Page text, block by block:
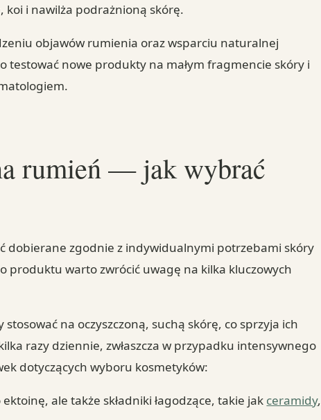
i nawilża podrażnioną skórę.
objawów rumienia oraz wsparciu naturalnej
testować nowe produkty na małym fragmencie skóry i
rumień — jak wybrać
dobierane zgodnie z indywidualnymi potrzebami skóry
produktu warto zwrócić uwagę na kilka kluczowych
na oczyszczoną, suchą skórę, co sprzyja ich
razy dziennie, zwłaszcza w przypadku intensywnego
dotyczących wyboru kosmetyków:
ale także składniki łagodzące, takie jak ceramidy,